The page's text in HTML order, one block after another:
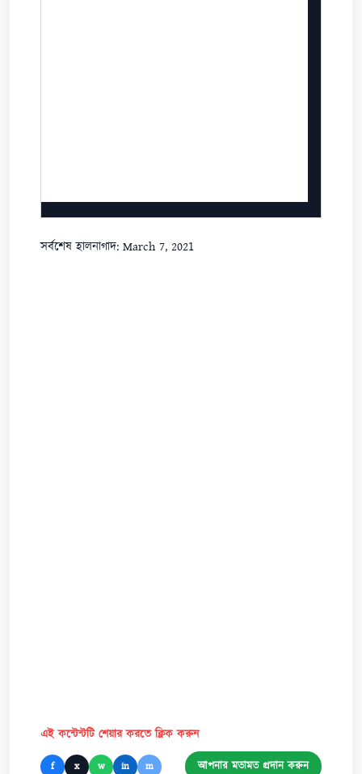
সর্বশেষ হালনাগাদ: March 7, 2021
এই কন্টেন্টটি শেয়ার করতে ক্লিক করুন
f x w in m আপনার মতামত প্রদান করুন